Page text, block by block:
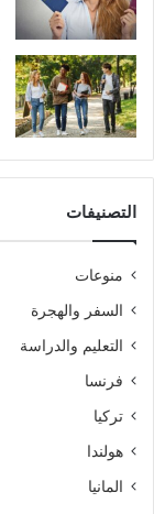
التصنيفات
منوعات
السفر والهجرة
التعليم والدراسة
فرنسا
تركيا
هولندا
المانيا